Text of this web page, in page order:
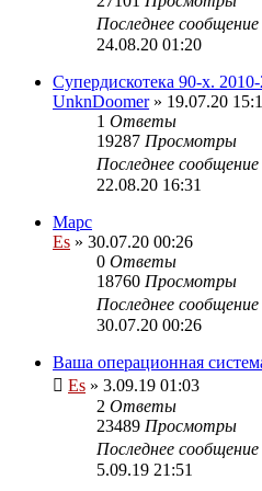
Последнее сообщение
24.08.20 01:20
Супердискотека 90-х.
UnknDoomer» 19.07.20
1 Ответы
19287 Просмотры
Последнее сообщение
22.08.20 16:31
Марс
Es » 30.07.20 00:26
0 Ответы
18760 Просмотры
Последнее сообщение
30.07.20 00:26
Ваша операционная
Es » 3.09.19 01:03
2 Ответы
23489 Просмотры
Последнее сообщение
5.09.19 21:51